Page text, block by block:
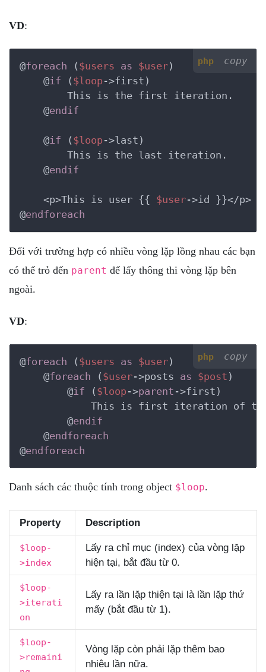
VD:
php copy
@foreach ( $users as $user)
    @
if ( $loop->first)
        This is the first iteration.
    @
endif
    @
if ( $loop->last)
        This is the last iteration.
    @
endif
    <p>This is user {{
$user->id }}</p>
@endforeach
Đối với trường hợp có nhiều vòng lặp lồng nhau các bạn
có thể trỏ đến parent để lấy thông thi vòng lặp bên
ngoài.
VD:
php copy
@foreach ( $users as $user)
    @
foreach ( $user->posts as $post )
        @
if ( $loop->parent ->first)
This is first iteration of
        @
endif
    @
endforeach
@endforeach
Danh sách các thuộc tính trong object $loop.
Property Description
$loop-
>index
Lấy ra chỉ mục (index) của vòng lặp
hiện tại, bắt đầu từ 0.
$loop-
>iterati
on
Lấy ra lần lặp thiện tại là lần lặp thứ
mấy (bắt đầu từ 1).
$loop-
>remaini
Vòng lặp còn phải lặp thêm bao
nhiêu lần nữa.